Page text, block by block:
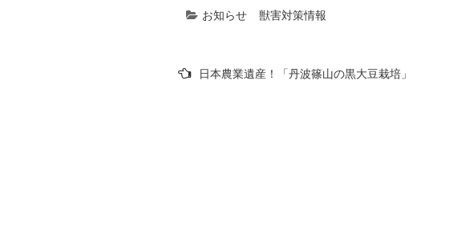
お知らせ 獣害対策情報
日本農業遺産！「丹波篠山の黒大豆栽培」